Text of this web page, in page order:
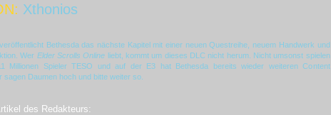
Xthonios
Bethesda das nächste Kapitel mit einer neuen Questreihe, neuem Handwerk und
Wer Elder Scrolls Online liebt, kommt um dieses DLC nicht herum. Nicht umsonst spielen
Millionen Spieler TESO und auf der E3 hat Bethesda bereits wieder weiteren Content
sagen Daumen hoch und bitte weiter so.
des Redakteurs: